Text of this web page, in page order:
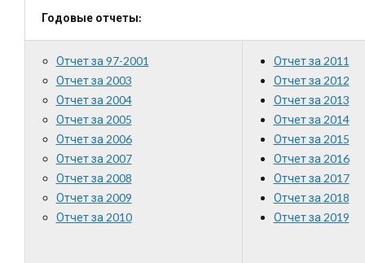
Годовые отчеты:
Отчет за 97-2001
Отчет за 2003
Отчет за 2004
Отчет за 2005
Отчет за 2006
Отчет за 2007
Отчет за 2008
Отчет за 2009
Отчет за 2010
Отчет за 2011
Отчет за 2012
Отчет за 2013
Отчет за 2014
Отчет за 2015
Отчет за 2016
Отчет за 2017
Отчет за 2018
Отчет за 2019